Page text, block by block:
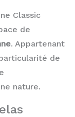
Classic
de
. Appartenant
de
nature.